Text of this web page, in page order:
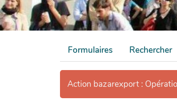
Formulaires Rechercher
Action bazarexport :